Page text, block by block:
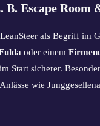
Escape Room
als Begriff im
oder einem
Start sicherer.
wie